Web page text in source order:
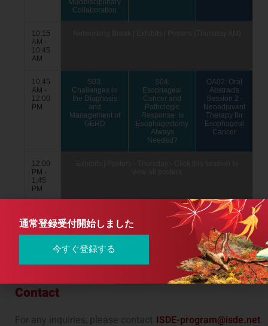
Contact
For any inquiries, please contact ISDE-program@isde.net
通常登録受付開始しました
今すぐ登録する